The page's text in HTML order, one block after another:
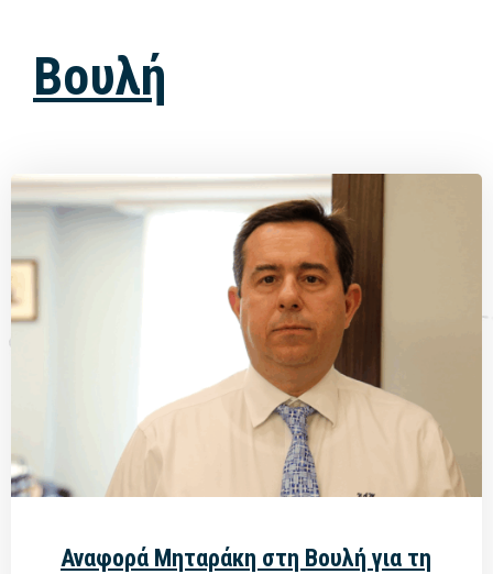
Ολοκληρώνουμε τα μεγάλα έργα της γενιάς μας στη Χίο!
Βουλή
Αναφορά Μηταράκη στη Βουλή για τη